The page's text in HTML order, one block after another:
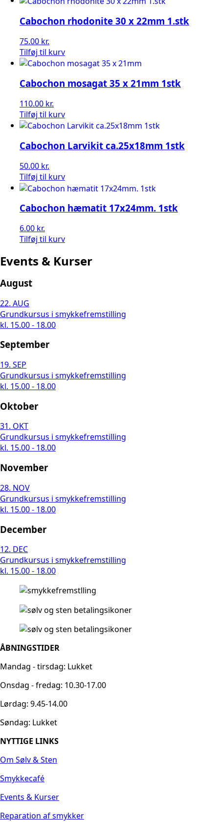
Cabochon rhodonite 30 x 22mm 1.stk
75.00 kr.
Tilføj til kurv
Cabochon mosagat 35 x 21mm 1stk
110.00 kr.
Tilføj til kurv
Cabochon Larvikit ca.25x18mm 1stk
50.00 kr.
Tilføj til kurv
Cabochon hæmatit 17x24mm. 1stk
6.00 kr.
Tilføj til kurv
Events & Kurser
August
22. AUG
Grundkursus i smykkefremstilling
kl. 15.00 - 18.00
September
19. SEP
Grundkursus i smykkefremstilling
kl. 15.00 - 18.00
Oktober
31. OKT
Grundkursus i smykkefremstilling
kl. 15.00 - 18.00
November
28. NOV
Grundkursus i smykkefremstilling
kl. 15.00 - 18.00
December
12. DEC
Grundkursus i smykkefremstilling
kl. 15.00 - 18.00
ÅBNINGSTIDER
Mandag - tirsdag: Lukket
Onsdag - fredag: 10.30-17.00
Lørdag: 9.45-14.00
Søndag: Lukket
NYTTIGE LINKS
Om Sølv & Sten
Smykkecafé
Events & Kurser
Reparation af smykker